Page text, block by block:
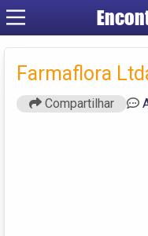
Farmaflora
Compartilhar